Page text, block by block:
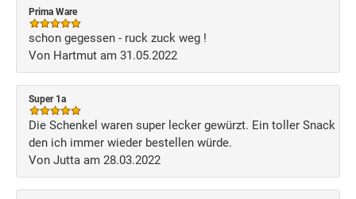
Prima Ware
schon gegessen - ruck zuck weg !
Von Hartmut am 31.05.2022
Super 1a
Die Schenkel waren super lecker gewürzt. Ein toller Snack
den ich immer wieder bestellen würde.
Von Jutta am 28.03.2022